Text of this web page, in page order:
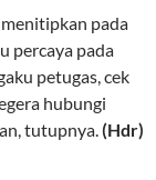
pada
percaya pada
petugas, cek
hubungi
tutupnya. (Hdr)